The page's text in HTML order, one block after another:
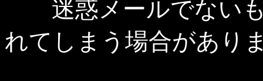
迷惑メールでないも
れてしまう場合があり